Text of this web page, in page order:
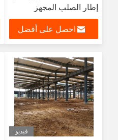
إطار الصلب المجهز
احصل على أفضل
فيديو